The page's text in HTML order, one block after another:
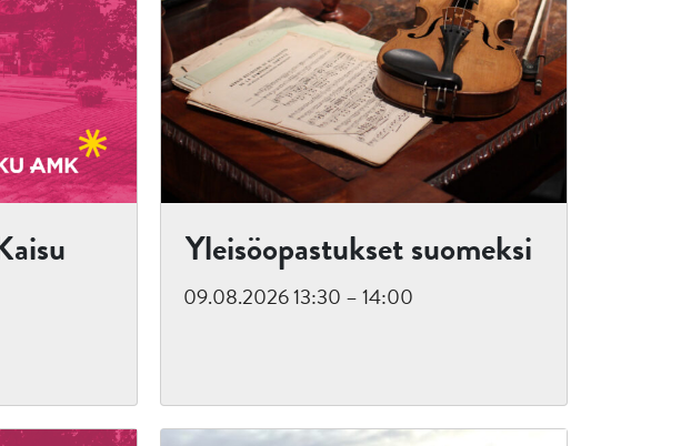
Yleisöopastukset suomeksi
09.08.2026 13:30 – 14:00